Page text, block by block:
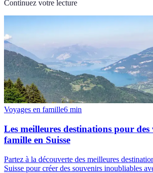
Continuez votre lecture
Voyages en famille6 min
Les meilleures destinations pour des
famille en Suisse
Partez à la découverte des meilleures
Suisse pour créer des souvenirs inoubliables